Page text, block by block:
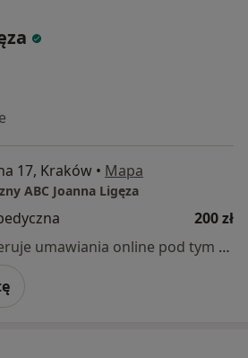
17, Kraków • Mapa
ABC Joanna Ligęza
200 zł
Specjalista nie oferuje umawiania online pod tym adresem.